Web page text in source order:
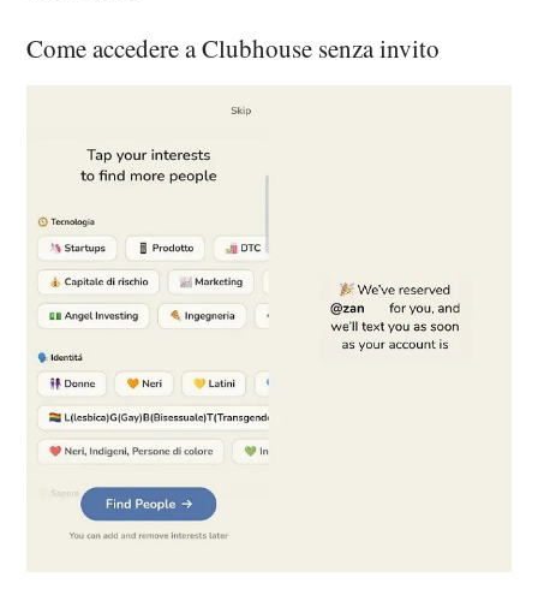
Come accedere a Clubhouse senza invito